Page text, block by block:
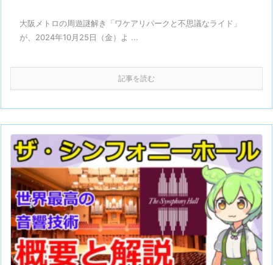
大阪メトロの周遊謎解き「ワケアリパークと不思議なライド」
が、2024年10月25日（金）よ ...
記事を読む